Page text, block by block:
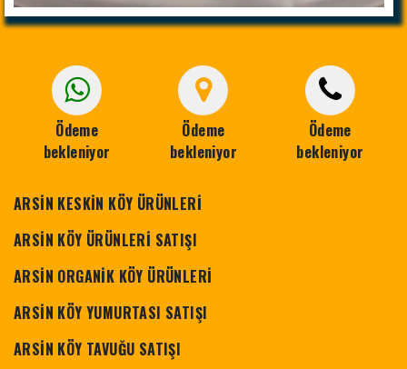
Ödeme
bekleniyor
Ödeme
bekleniyor
Ödeme
bekleniyor
ARSİN KESKİN KÖY ÜRÜNLERİ
ARSİN KÖY ÜRÜNLERİ SATIŞI
ARSİN ORGANİK KÖY ÜRÜNLERİ
ARSİN KÖY YUMURTASI SATIŞI
ARSİN KÖY TAVUĞU SATIŞI